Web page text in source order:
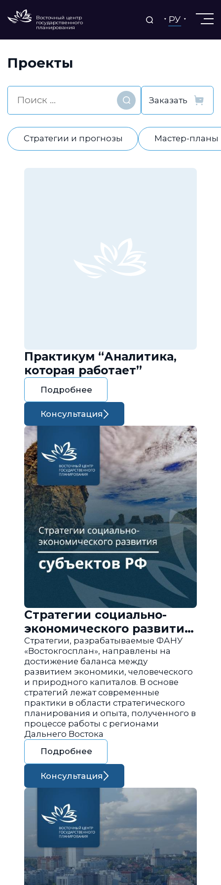
Восточный центр
государственного
планирования
РУ
Проекты
Найти
Стратегии и прогнозы Мастер-планы
Практикум “Аналитика,
которая работает”
Подробнее
Консультация
Стратегии социально-
экономического развития
субъектов РФ
Стратегии, разрабатываемые ФАНУ
«Востокгосплан», направлены на
достижение баланса между
развитием экономики, человеческого
и природного капиталов. В основе
стратегий лежат современные
практики в области стратегического
планирования и опыта, полученного в
процессе работы с регионами
Дальнего Востока
Подробнее
Консультация